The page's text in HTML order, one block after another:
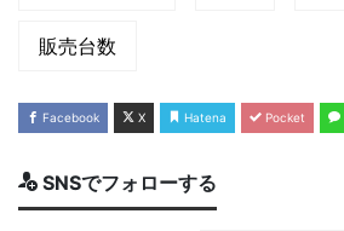
販売台数
Facebook X Hatena Pocket
SNSでフォローする